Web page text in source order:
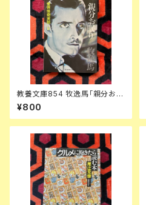
教養文庫854 牧逸馬「親分お眠
り 世界怪奇実話ーⅣ」 初版 解
説:中薗英助 カバー:合田佐和子
社会思想社
¥800